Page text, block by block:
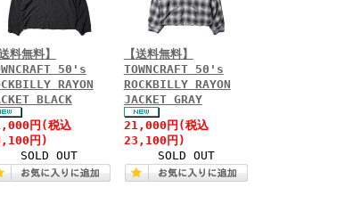
送料無料】
50's
RAYON
BLACK
円(税込
円)
SOLD OUT
【送料無料】
TOWNCRAFT 50's
ROCKBILLY RAYON
JACKET GRAY
21,000円(税込
23,100円)
SOLD OUT